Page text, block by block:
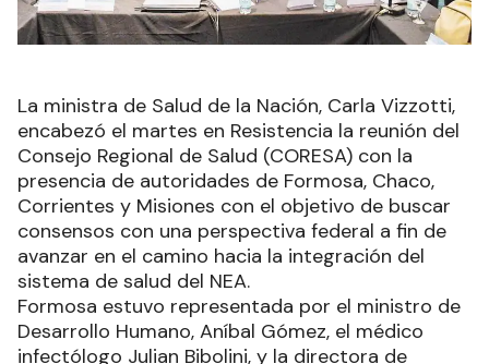
La ministra de Salud de la Nación, Carla Vizzotti,
encabezó el martes en Resistencia la reunión del
Consejo Regional de Salud (CORESA) con la
presencia de autoridades de Formosa, Chaco,
Corrientes y Misiones con el objetivo de buscar
consensos con una perspectiva federal a fin de
avanzar en el camino hacia la integración del
sistema de salud del NEA.
Formosa estuvo representada por el ministro de
Desarrollo Humano, Aníbal Gómez, el médico
infectólogo Julian Bibolini, y la directora de